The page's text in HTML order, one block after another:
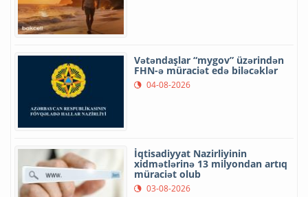
Vətəndaşlar “mygov” üzərindən
FHN-ə müraciət edə biləcəklər
04-08-2026
İqtisadiyyat Nazirliyinin
xidmətlərinə 13 milyondan artıq
müraciət olub
03-08-2026